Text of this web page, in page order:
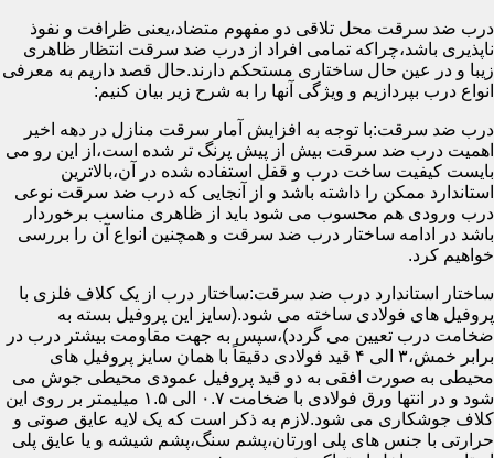
درب ضد سرقت محل تلاقی دو مفهوم متضاد،یعنی ظرافت و نفوذ
ناپذیری باشد،چراکه تمامی افراد از درب ضد سرقت انتظار ظاهری
زیبا و در عین حال ساختاری مستحکم دارند.حال قصد داریم به معرفی
انواع درب بپردازیم و ویژگی آنها را به شرح زیر بیان کنیم:
درب ضد سرقت:با توجه به افزایش آمار سرقت منازل در دهه اخیر
اهمیت درب ضد سرقت بیش از پیش پرنگ تر شده است،از این رو می
بایست کیفیت ساخت درب و قفل استفاده شده در آن،بالاترین
استاندارد ممکن را داشته باشد و از آنجایی که درب ضد سرقت نوعی
درب ورودی هم محسوب می شود باید از ظاهری مناسب برخوردار
باشد در ادامه ساختار درب ضد سرقت و همچنین انواع آن را بررسی
خواهیم کرد.
ساختار استاندارد درب ضد سرقت:ساختار درب از یک کلاف فلزی با
پروفیل های فولادی ساخته می شود.(سایز این پروفیل بسته به
ضخامت درب تعیین می گردد)،سپس به جهت مقاومت بیشتر درب در
برابر خمش،۳ الی ۴ قید فولادی دقیقاً با همان سایز پروفیل های
محیطی به صورت افقی به دو قید پروفیل عمودی محیطی جوش می
شود و در انتها ورق فولادی با ضخامت ۰.۷ الی ۱.۵ میلیمتر بر روی این
کلاف جوشکاری می شود.لازم به ذکر است که یک لایه عایق صوتی و
حرارتی با جنس های پلی اورتان،پشم سنگ،پشم شیشه و یا عایق پلی